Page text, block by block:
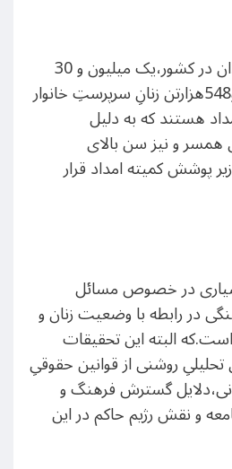
پس از جمعیت سالمندان در کشور،یک میلیون و 30
هزار تن زن،از2میلیون و548هزارتن زنانِ سرپرستِ خانوار
هستند که به دلیل
همسر و نیز سن بالای
پوشش کمیته امداد قرار
در خصوص مسائل
در رابطه با وضعیت زنان و
البته این تحقیقات
تحلیلیِ روشنی از قوانین حقوقیِ
گسترش فرهنگ و
و نقش رژیم حاکم در این